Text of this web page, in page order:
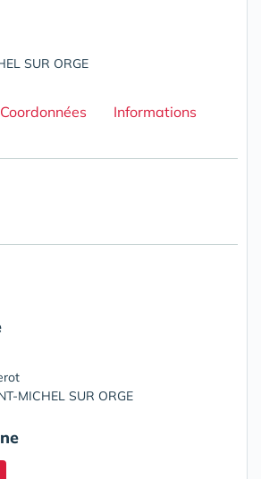
SUR ORGE
Coordonnées Informations
MICHEL SUR ORGE